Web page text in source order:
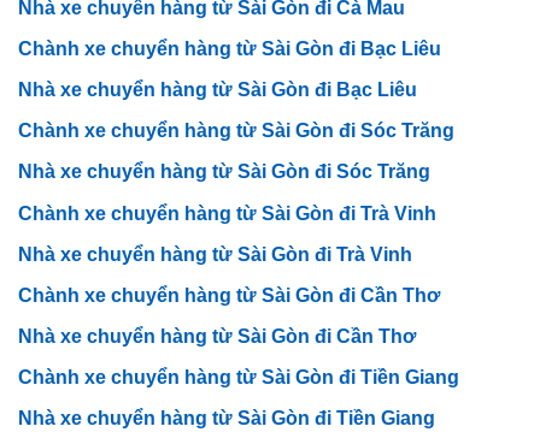
Nhà xe chuyển hàng từ Sài Gòn đi Cà Mau
Chành xe chuyển hàng từ Sài Gòn đi Bạc Liêu
Nhà xe chuyển hàng từ Sài Gòn đi Bạc Liêu
Chành xe chuyển hàng từ Sài Gòn đi Sóc Trăng
Nhà xe chuyển hàng từ Sài Gòn đi Sóc Trăng
Chành xe chuyển hàng từ Sài Gòn đi Trà Vinh
Nhà xe chuyển hàng từ Sài Gòn đi Trà Vinh
Chành xe chuyển hàng từ Sài Gòn đi Cần Thơ
Nhà xe chuyển hàng từ Sài Gòn đi Cần Thơ
Chành xe chuyển hàng từ Sài Gòn đi Tiền Giang
Nhà xe chuyển hàng từ Sài Gòn đi Tiền Giang